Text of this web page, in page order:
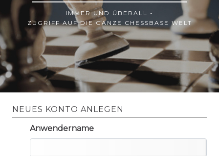
IMMER UND ÜBERALL -
ZUGRIFF AUF DIE GANZE CHESSBASE WELT
NEUES KONTO ANLEGEN
Anwendername